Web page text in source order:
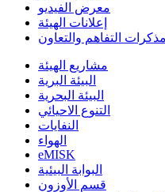
معرض الفيديو
إعلانات الهيئة
مذكرات التفاهم والتعاون
مشاريع الهيئة
البيئة البرية
البيئة البحرية
التنوع الاحيائي
النفايات
الهواء
eMISK
البوابة البيئية
قسم الأوزون